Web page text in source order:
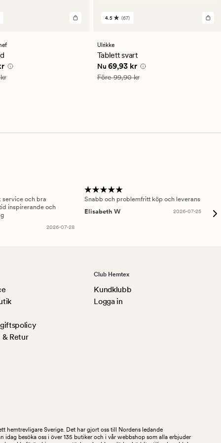
pris
67
ett
genomsnittligt
betyg
på
4.5
4.5 (67)
Ulrikke
Tablett svart
Nuvarande pris
Nu 69,93 kr
Ordinarie pris
Före99,90 kr
service och bra
inspirerande och
2026-07-28
Snabb och problemfritt köp och leverans
Elisabeth W
2026-07-25
Retur
Club Hemtex
Kundklubb
Logga in
hemtrevligare Sverige. Det har gjort oss till Nordens ledande
idag besöka oss i över 135 butiker och i vår webbshop som alla erbjuder